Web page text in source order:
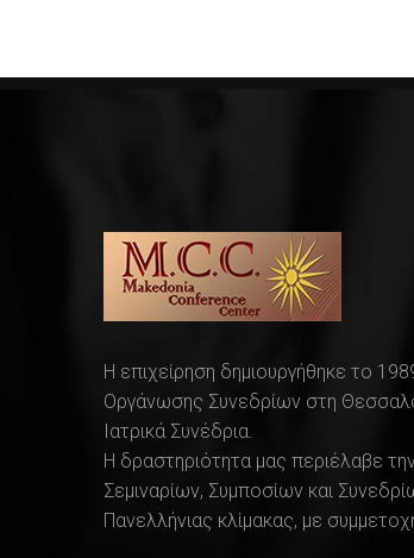
Η επιχείρηση δημιουργήθηκε το
Οργάνωσης Συνεδρίων στη
Ιατρικά Συνέδρια.
Η δραστηριότητα μας περιέλαβε
Σεμιναρίων, Συμποσίων και
Πανελλήνιας κλίμακας, με